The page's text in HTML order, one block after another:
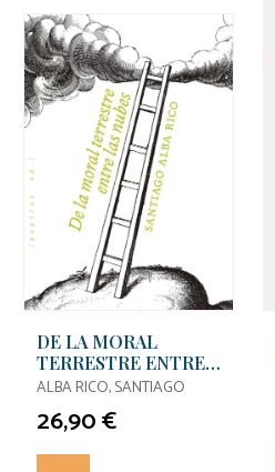
DE LA MORAL
TERRESTRE ENTRER
LAS NUBES
ALBA RICO, SANTIAGO
26,90 €